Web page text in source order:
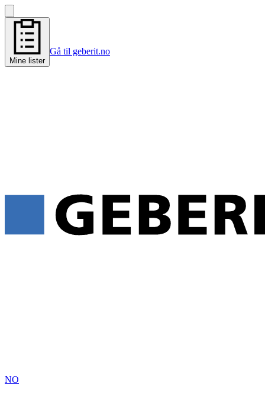
Mine lister
Gå til geberit.no
NO